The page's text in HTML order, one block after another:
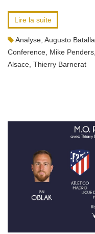
Lire la suite
Analyse Augusto Batalla
Conference Mike Penders
Alsace Thierry Barnerat